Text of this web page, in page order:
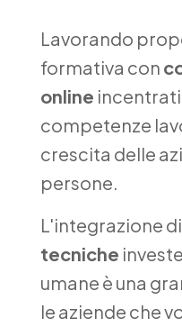
Lavorando
formativa con
online
competenze
crescita delle
persone.
L'integrazione di
tecniche
umane è una
le aziende che